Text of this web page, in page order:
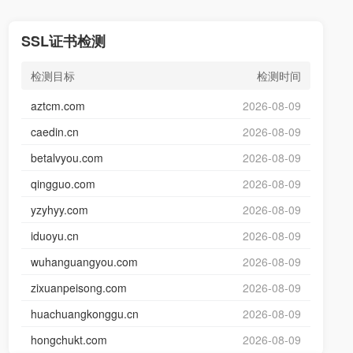
SSL证书检测
检测目标
检测时间
aztcm.com
2026-08-09
caedin.cn
2026-08-09
betalvyou.com
2026-08-09
qingguo.com
2026-08-09
yzyhyy.com
2026-08-09
iduoyu.cn
2026-08-09
wuhanguangyou.com
2026-08-09
zixuanpeisong.com
2026-08-09
huachuangkonggu.cn
2026-08-09
hongchukt.com
2026-08-09